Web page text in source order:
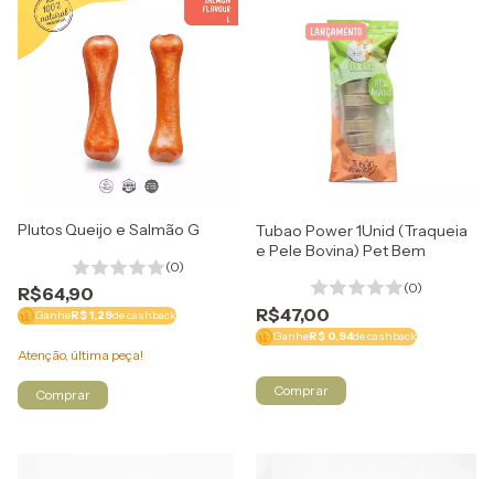
Plutos Queijo e Salmão G
(0)
R$64,90
GanheR$ 1,29de cashback
Atenção, última peça!
Tubao Power 1Unid (Traqueia
e Pele Bovina) Pet Bem
(0)
R$47,00
GanheR$ 0,94de cashback